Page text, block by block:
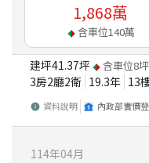
1,868萬
含車位140萬
建坪41.37坪 含車位8坪
3房2廳2衛 19.3年 13
資料說明 內政部實價
114年04月